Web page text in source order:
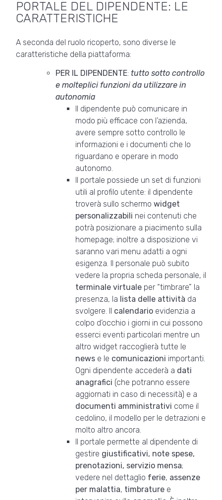
PORTALE DEL DIPENDENTE: LE
CARATTERISTICHE
A seconda del ruolo ricoperto, sono diverse le
caratteristiche della piattaforma:
PER IL DIPENDENTE: tutto sotto controllo
e molteplici funzioni da utilizzare in
autonomia
Il dipendente può comunicare in
modo più efficace con l’azienda,
avere sempre sotto controllo le
informazioni e i documenti che lo
riguardano e operare in modo
autonomo.
Il portale possiede un set di funzioni
utili al profilo utente: il dipendente
troverà sullo schermo widget
personalizzabili nei contenuti che
potrà posizionare a piacimento sulla
homepage; inoltre a disposizione vi
saranno vari menu adatti a ogni
esigenza. Il personale può subito
vedere la propria scheda personale, il
terminale virtuale per “timbrare” la
presenza, la lista delle attività da
svolgere. Il calendario evidenzia a
colpo d’occhio i giorni in cui possono
esserci eventi particolari mentre un
altro widget raccoglierà tutte le
news e le comunicazioni importanti.
Ogni dipendente accederà a dati
anagrafici (che potranno essere
aggiornati in caso di necessità) e a
documenti amministrativi come il
cedolino, il modello per le detrazioni e
molto altro ancora.
Il portale permette al dipendente di
gestire giustificativi, note spese,
prenotazioni, servizio mensa;
vedere nel dettaglio ferie, assenze
per malattia, timbrature e